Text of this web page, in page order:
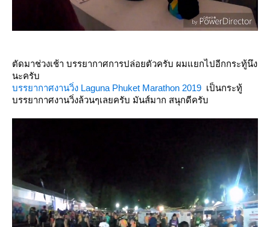
ตัดมาช่วงเช้า บรรยากาศการปล่อยตัวครับ ผมแยกไปอีกกระทู้นึง
นะครับ
บรรยากาศงานวิ่ง Laguna Phuket Marathon 2019 ​ เป็นกระทู้
บรรยากาศงานวิ่งล้วนๆเลยครับ มันส์มาก สนุกดีครับ